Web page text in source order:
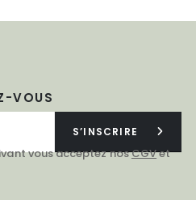
VOUS
S’INSCRIRE
vous acceptez nosCGVet